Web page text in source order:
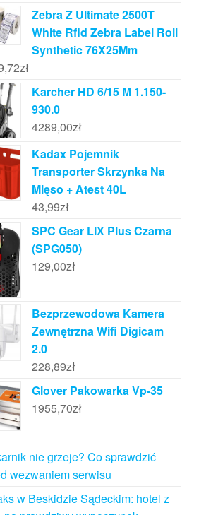
Zebra Z Ultimate 2500T
White Rfid Zebra Label Roll
Synthetic 76X25Mm
zł
Karcher HD 6/15 M 1.150-
930.0
4289,00zł
Kadax Pojemnik
Transporter Skrzynka Na
Mięso + Atest 40L
43,99zł
SPC Gear LIX Plus Czarna
(SPG050)
129,00zł
Bezprzewodowa Kamera
Zewnętrzna Wifi Digicam
2.0
228,89zł
Glover Pakowarka Vp-35
1955,70zł
nie grzeje? Co sprawdzić
wezwaniem serwisu
w Beskidzie Sądeckim: hotel z